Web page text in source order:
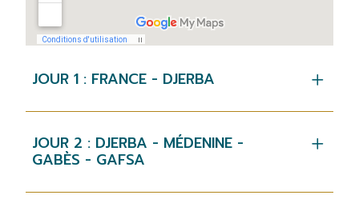
JOUR 1 : FRANCE - DJERBA
JOUR 2 : DJERBA - MÉDENINE -
GABÈS - GAFSA